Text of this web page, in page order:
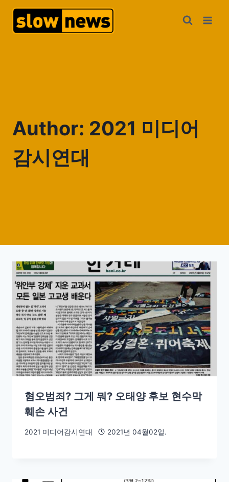
Author: 2021 미디어
감시연대
혐오범죄? 그게 뭐? 오태양 후보 현수막
훼손 사건
2021 미디어감시연대 2021년 04월02일.